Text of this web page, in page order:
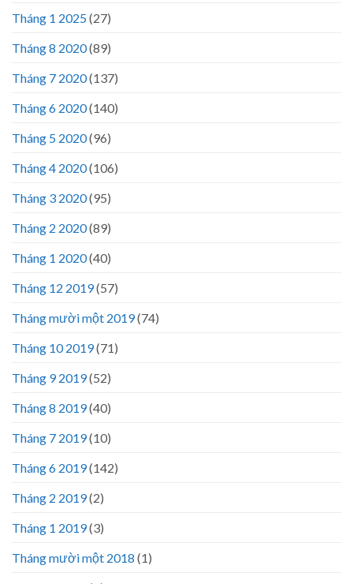
Tháng 1 2025(27)
Tháng 8 2020(89)
Tháng 7 2020(137)
Tháng 6 2020(140)
Tháng 5 2020(96)
Tháng 4 2020(106)
Tháng 3 2020(95)
Tháng 2 2020(89)
Tháng 1 2020(40)
Tháng 12 2019(57)
Tháng mười một 2019(74)
Tháng 10 2019(71)
Tháng 9 2019(52)
Tháng 8 2019(40)
Tháng 7 2019(10)
Tháng 6 2019(142)
Tháng 2 2019(2)
Tháng 1 2019(3)
Tháng mười một 2018 (1)